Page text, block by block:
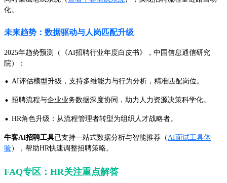
化。
未来趋势：数据驱动与人岗匹配升级
2025年趋势预测（《AI招聘行业年度白皮书》，中国信息通信研究
院）：
· AI评估模型升级，支持多维能力与行为分析，精准匹配岗位。
· 招聘流程与企业业务数据深度协同，助力人力资源决策科学化。
· HR角色升级：从流程管理者转型为组织人才战略者。
牛客AI招聘工具已支持一站式数据分析与智能推荐（AI面试工具体
验），帮助HR快速调整招聘策略。
FAQ专区：HR关注重点解答